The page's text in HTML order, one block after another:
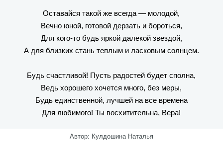
Оставайся такой же всегда — молодой,
Вечно юной, готовой дерзать и бороться,
Для кого-то будь яркой далекой звездой,
А для близких стань теплым и ласковым солнцем.
Будь счастливой! Пусть радостей будет сполна,
Ведь хорошего хочется много, без меры,
Будь единственной, лучшей на все времена
Для любимого! Ты восхитительна, Вера!
Автор: Кулдошина Наталья